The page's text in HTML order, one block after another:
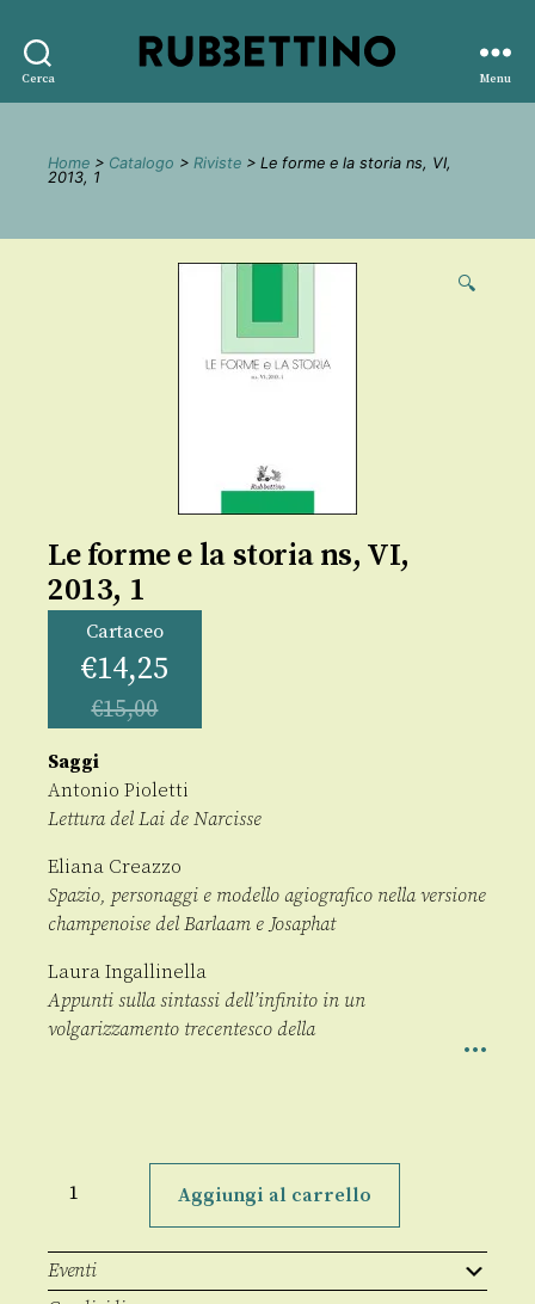
Cerca
editore
Menu
Home > Catalogo > Riviste > Le forme e la storia ns, VI,
2013, 1
🔍
Le forme e la storia ns, VI,
2013, 1
Cartaceo
€14,25
€15,00
Saggi
Antonio Pioletti
Lettura del Lai de Narcisse
Eliana Creazzo
Spazio, personaggi e modello agiografico nella versione
champenoise del Barlaam e Josaphat
Laura Ingallinella
Appunti sulla sintassi dell’infinito in un
volgarizzamento trecentesco della
forme
storia
ns,
VI,
Aggiungi al carrello
Eventi